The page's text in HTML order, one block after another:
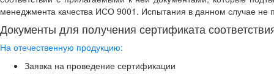
менеджмента качества ИСО 9001. Испытания в данном случае не
Документы для получения сертификата
На отечественную продукцию:
Заявка на проведение сертификации